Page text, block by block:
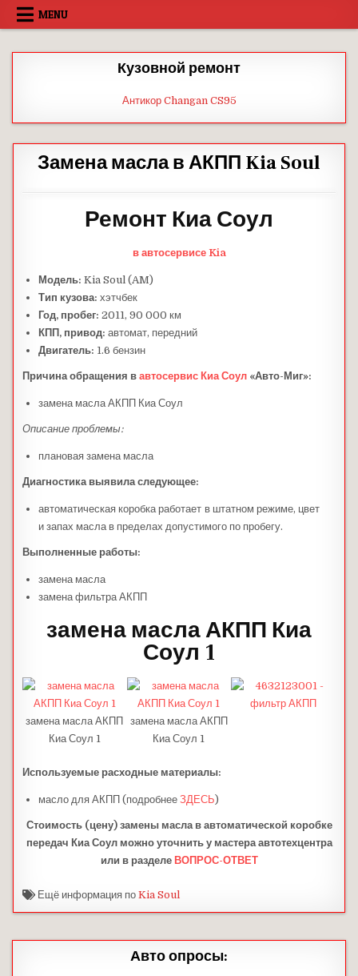
Skip
MENU
Кузовной ремонт
Антикор Changan CS95
Замена масла в АКПП Kia Soul
Ремонт Киа Соул
в автосервисе Kia
Модель:Kia Soul (AM)
Тип кузова: хэтчбек
Год, пробег: 2011, 90 000 км
КПП, привод: автомат, передний
Двигатель: 1.6 бензин
Причина обращения вавтосервис Киа Соул «Авто-Миг»:
замена масла АКПП Киа Соул
Описание проблемы:
плановая замена масла
Диагностика выявила следующее:
автоматическая коробка работает в штатном режиме, цвет
и запах масла в пределах допустимого по пробегу.
Выполненные работы:
замена масла
замена фильтра АКПП
замена масла АКПП Киа
Соул 1
замена масла АКПП
Киа Соул 1
замена масла АКПП
Киа Соул 1
Используемые расходные материалы:
масло для АКПП (подробнееЗДЕСЬ)
Стоимость (цену) замены масла в автоматической коробке
передач Киа Соул можно уточнить у мастера автотехцентра
или в разделе ВОПРОС-ОТВЕТ
Ещё информация поKia Soul
Авто опросы: